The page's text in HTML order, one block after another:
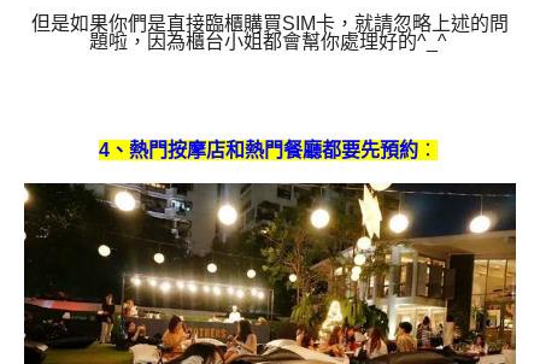
但是如果你們是直接臨櫃購買SIM卡，就請忽略上述的問
題啦，因為櫃台小姐都會幫你處理好的^_^
4、熱門按摩店和熱門餐廳都要先預約：